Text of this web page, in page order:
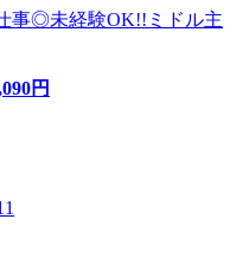
事◎未経験OK!!ミドル主
円